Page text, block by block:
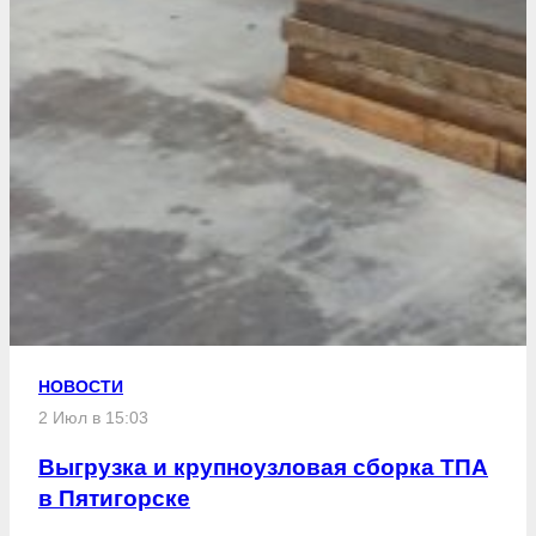
НОВОСТИ
2 Июл в 15:03
Выгрузка и крупноузловая сборка ТПА
в Пятигорске